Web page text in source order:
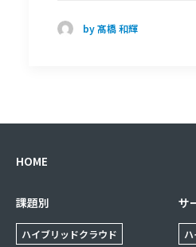
by 髙橋 和輝
HOME
課題別
ハイブリッドクラウド
サ